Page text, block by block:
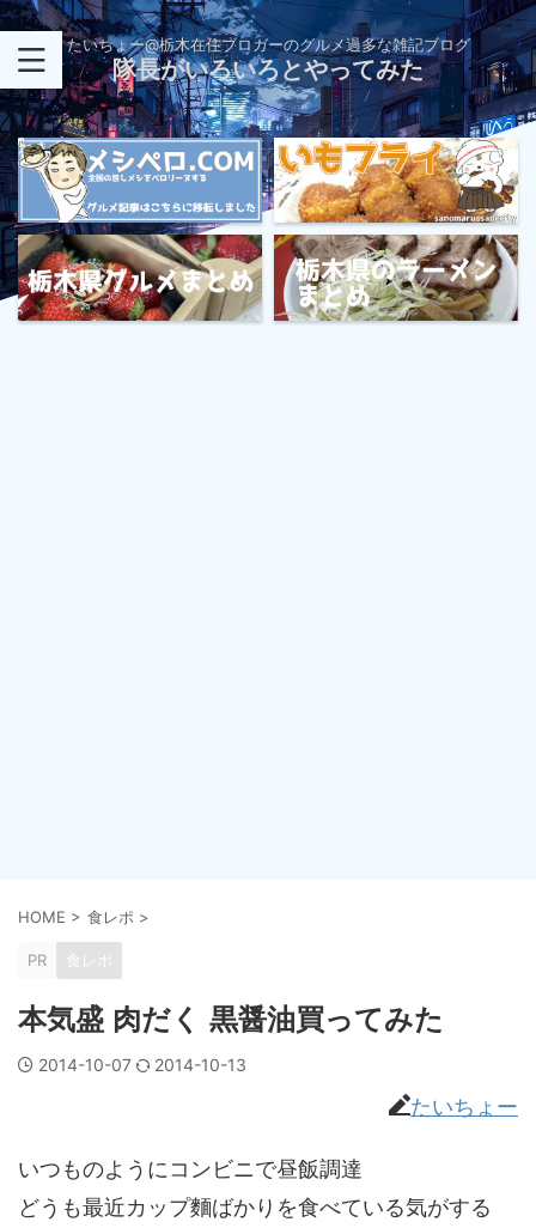
たいちょー@栃木在住ブロガーのグルメ過多な雑記ブログ
隊長がいろいろとやってみた
HOME > 食レポ >
PR 食レポ
本気盛 肉だく 黒醤油買ってみた
2014-10-07 2014-10-13
たいちょー
いつものようにコンビニで昼飯調達
どうも最近カップ麵ばかりを食べている気がする